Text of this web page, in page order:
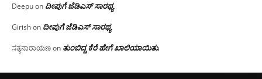
Deepuon ದೀಪುಗೆ ಜೆಡಿಎಸ್ ಸಾರಥ್ಯ
Girishon ದೀಪುಗೆ ಜೆಡಿಎಸ್ ಸಾರಥ್ಯ
ಸತ್ಯನಾರಾಯಣon ತುಂಬಿದ್ದ ಕೆರೆ ಹೇಗೆ ಖಾಲಿಯಾಯಿತು.